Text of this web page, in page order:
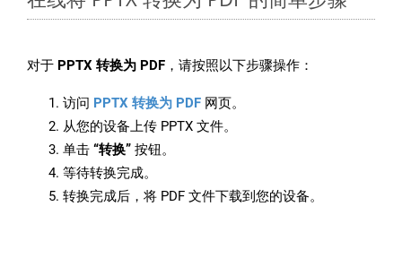
对于 PPTX 转换为 PDF ，请按照以下步骤操作：
访问 PPTX 转换为 PDF 网页。
从您的设备上传 PPTX 文件。
单击 “转换” 按钮。
等待转换完成。
转换完成后，将 PDF 文件下载到您的设备。